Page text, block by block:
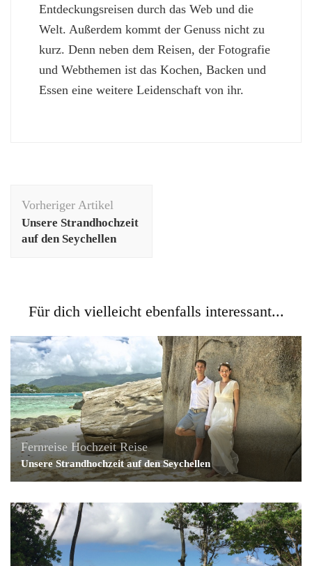
Entdeckungsreisen durch das Web und die
Welt. Außerdem kommt der Genuss nicht zu
kurz. Denn neben dem Reisen, der Fotografie
und Webthemen ist das Kochen, Backen und
Essen eine weitere Leidenschaft von ihr.
Vorheriger Artikel
Unsere Strandhochzeit
auf den Seychellen
Für dich vielleicht ebenfalls interessant...
Fernreise Hochzeit Reise
Unsere Strandhochzeit auf den Seychellen